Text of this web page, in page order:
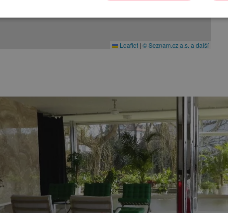
Leaflet | © Seznam.cz a.s. a další